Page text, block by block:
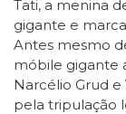
Tati, a menina
gigante e
Antes mesmo
móbile gigante
Narcélio Grud
pela tripulação